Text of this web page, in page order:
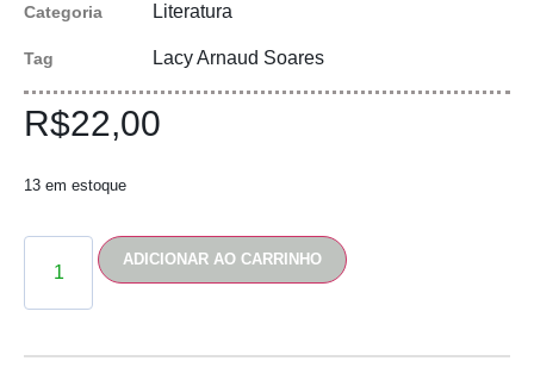
Categoria Literatura
Tag Lacy Arnaud Soares
R$22,00
13 em estoque
ADICIONAR AO CARRINHO